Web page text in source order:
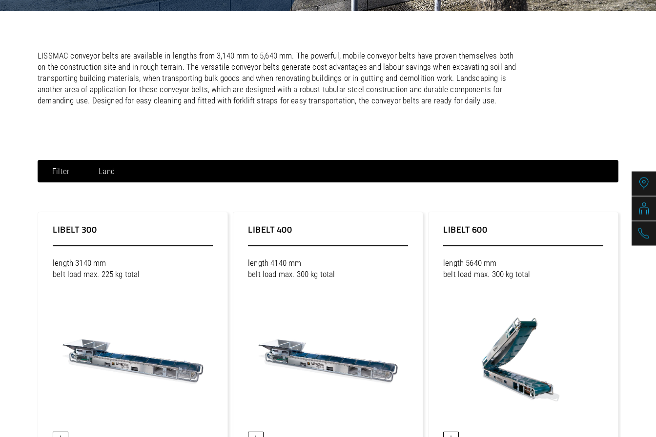
France/EN FR
/
Netherlands
/ EN NL
/
Ukraine/EN
/
Oman/EN
/
LISSMAC conveyor belts are available in lengths from 3,140 mm to 5,640 mm. The powerful, mobile conveyor belts have proven themselves both
on the construction site and in rough terrain. The versatile conveyor belts generate cost advantages and labour savings when excavating soil and
transporting building materials, when transporting bulk goods and when renovating buildings or in gutting and demolition work. Landscaping is
another area of application for these conveyor belts, which are designed with a robust tubular steel construction and durable components for
demanding use. Designed for easy cleaning and fitted with forklift straps for easy transportation, the conveyor belts are ready for daily use.
Filter Land
Zuid-Amerika / Bolivia
Zuid-Amerika / Uruguay
Europa / België
Europa / Bosnië en Herzegovina
LIBELT 300
length 3140 mm
belt load max. 225 kg total
LIBELT 400
length 4140 mm
belt load max. 300 kg total
LIBELT 600
length 5640 mm
belt load max. 300 kg total